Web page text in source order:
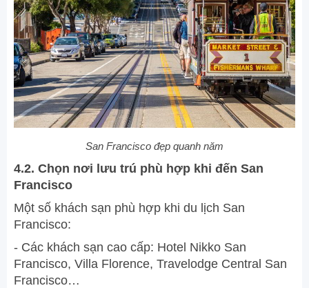
San Francisco đẹp quanh năm
4.2. Chọn nơi lưu trú phù hợp khi đến San
Francisco
Một số khách sạn phù hợp khi du lịch San
Francisco:
- Các khách sạn cao cấp: Hotel Nikko San
Francisco, Villa Florence, Travelodge Central San
Francisco…